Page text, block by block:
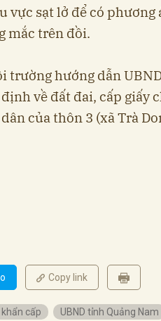
vực sạt lở để có phương
mắc trên đồi.
trường hướng dẫn
về đất đai, cấp giấy
của thôn 3 (xã Trà
Copy link
cấp UBND tỉnh Quảng Nam